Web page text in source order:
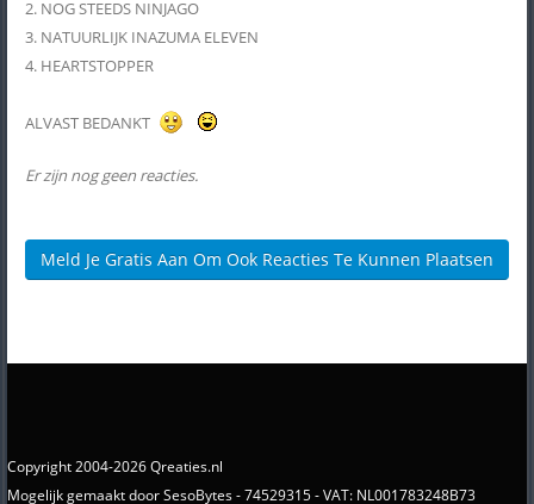
2. NOG STEEDS NINJAGO
3. NATUURLIJK INAZUMA ELEVEN
4. HEARTSTOPPER
ALVAST BEDANKT
Er zijn nog geen reacties.
Meld Je Gratis Aan Om Ook Reacties Te Kunnen Plaatsen
Copyright 2004-2026 Qreaties.nl
Mogelijk gemaakt door SesoBytes - 74529315 - VAT: NL001783248B73